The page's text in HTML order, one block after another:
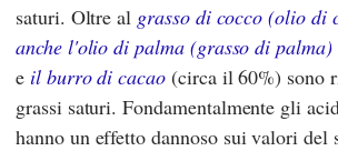
saturi. Oltre al grasso di cocco (olio di
anche l'olio di palma (grasso di palma)
e il burro di cacao (circa il 60%) sono
grassi saturi. Fondamentalmente gli
hanno un effetto dannoso sui valori del